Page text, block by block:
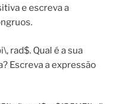
e escreva a
rad$. Qual é a sua
Escreva a expressão